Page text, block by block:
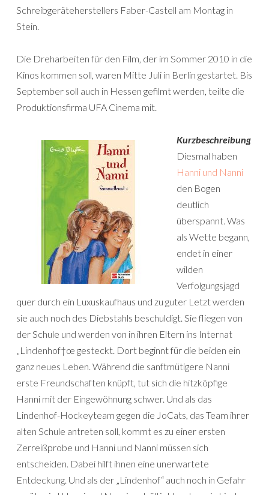
Schreibgeräteherstellers Faber-Castell am Montag in
Stein.
Die Dreharbeiten für den Film, der im Sommer 2010 in die
Kinos kommen soll, waren Mitte Juli in Berlin gestartet. Bis
September soll auch in Hessen gefilmt werden, teilte die
Produktionsfirma UFA Cinema mit.
Kurzbeschreibung
Diesmal haben
Hanni und Nanni
den Bogen
deutlich
überspannt. Was
als Wette begann,
endet in einer
wilden
Verfolgungsjagd
quer durch ein Luxuskaufhaus und zu guter Letzt werden
sie auch noch des Diebstahls beschuldigt. Sie fliegen von
der Schule und werden von in ihren Eltern ins Internat
„Lindenhof†œ gesteckt. Dort beginnt für die beiden ein
ganz neues Leben. Während die sanftmütigere Nanni
erste Freundschaften knüpft, tut sich die hitzköpfige
Hanni mit der Eingewöhnung schwer. Und als das
Lindenhof-Hockeyteam gegen die JoCats, das Team ihrer
alten Schule antreten soll, kommt es zu einer ersten
Zerreißprobe und Hanni und Nanni müssen sich
entscheiden. Dabei hilft ihnen eine unerwartete
Entdeckung. Und als der „Lindenhof“ auch noch in Gefahr